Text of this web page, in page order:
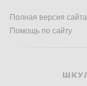
Полная версия сайта
Помощь по сайту